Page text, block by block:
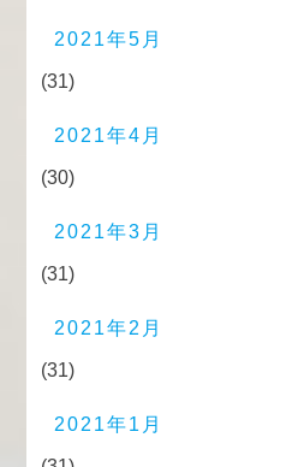
2021年5月
(31)
2021年4月
(30)
2021年3月
(31)
2021年2月
(31)
2021年1月